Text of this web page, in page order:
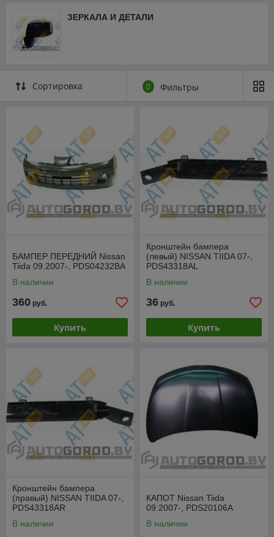
ЗЕРКАЛА И ДЕТАЛИ
Сортировка 0 Фильтры
БАМПЕР ПЕРЕДНИЙ Nissan
Tiida 09.2007-, PDS04232BA
В наличии
360 руб.
Купить
Кронштейн бампера
(левый) NISSAN TIIDA 07-,
PDS43318AL
В наличии
36 руб.
Купить
Кронштейн бампера
(правый) NISSAN TIIDA 07-,
PDS43318AR
В наличии
КАПОТ Nissan Tiida
09.2007-, PDS20106A
В наличии